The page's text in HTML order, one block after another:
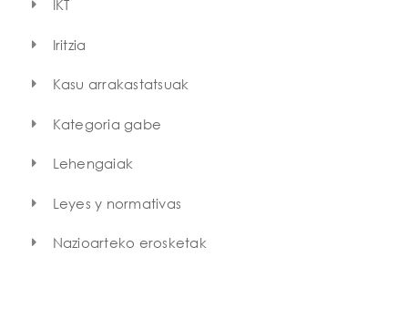
IKT
Iritzia
Kasu arrakastatsuak
Kategoria gabe
Lehengaiak
Leyes y normativas
Nazioarteko erosketak